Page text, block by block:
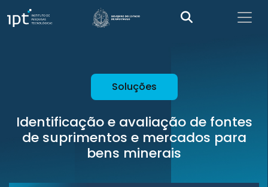
Soluções
Identificação e avaliação de fontes
de suprimentos e mercados para
bens minerais